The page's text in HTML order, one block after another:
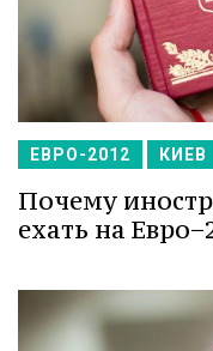
ЕВРО-2012 КИЕВ
Почему
ехать на